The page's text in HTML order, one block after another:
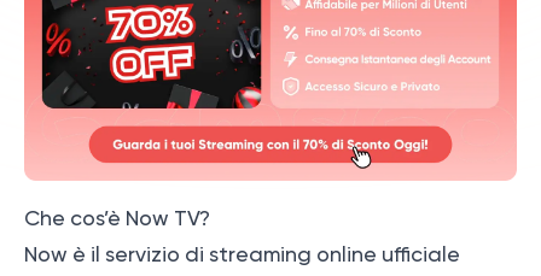
Che cos’è Now TV?
Now è il servizio di streaming online ufficiale